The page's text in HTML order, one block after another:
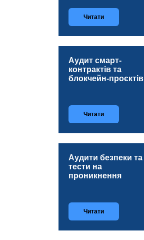
Читати
Аудит смарт-
контрактів та
блокчейн‑проєктів
Читати
Аудити безпеки та
тести на
проникнення
Читати